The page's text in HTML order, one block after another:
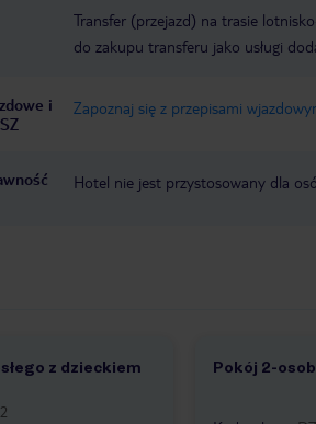
Transfer (przejazd) na trasie
do zakupu transferu jako usługi
i
Zapoznaj się z przepisami
Hotel nie jest przystosowany dla
z dzieckiem Pokój 2-
1 / 4